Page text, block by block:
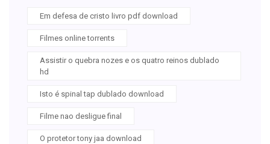
Em defesa de cristo livro pdf download
Filmes online torrents
Assistir o quebra nozes e os quatro reinos dublado
hd
Isto é spinal tap dublado download
Filme nao desligue final
O protetor tony jaa download